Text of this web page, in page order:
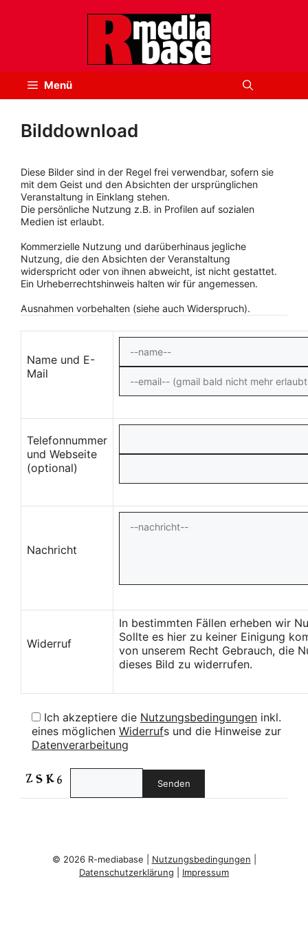
Menü
Bilddownload
Diese Bilder sind in der Regel frei verwendbar, sofern sie
mit dem Geist und den Absichten der ursprünglichen
Veranstaltung in Einklang stehen.
Die persönliche Nutzung z.B. in Profilen auf sozialen
Medien ist erlaubt.
Kommerzielle Nutzung und darüberhinaus jegliche
Nutzung, die den Absichten der Veranstaltung
widerspricht oder von ihnen abweicht, ist nicht gestattet.
Ein Urheberrechtshinweis halten wir für angemessen.
Ausnahmen vorbehalten (siehe auch Widerspruch).
Name und E-
Mail
Telefonnummer
und Webseite
(optional)
Nachricht
Widerruf
In bestimmten Fällen erheben wir
Sollte es hier zu keiner Einigung
von unserem Recht Gebrauch, die
dieses Bild zu widerrufen.
Ich akzeptiere die Nutzungsbedingungen inkl.
eines möglichen Widerrufs und die Hinweise zur
Datenverarbeitung
© 2026 R-mediabase | Nutzungsbedingungen
Datenschutzerklärung
Impressum